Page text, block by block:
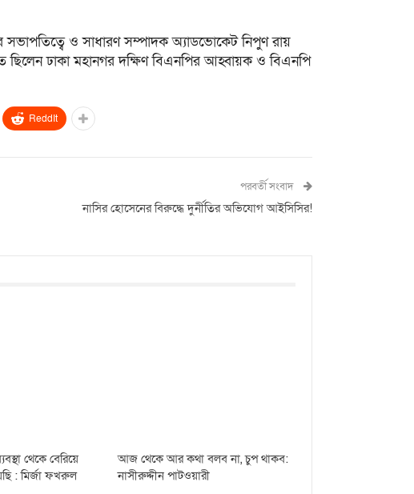
ও সাধারণ সম্পাদক অ্যাডভোকেট নিপুণ রায়
ছিলেন ঢাকা মহানগর দক্ষিণ বিএনপির আহ্বায়ক ও বিএনপি
ReddIt
পরবর্তী সংবাদ
নাসির হোসেনের বিরুদ্ধে দুর্নীতির অভিযোগ আইসিসির!
থেকে বেরিয়ে
: মির্জা ফখরুল
আজ থেকে আর কথা বলব না, চুপ থাকব:
নাসীরুদ্দীন পাটওয়ারী